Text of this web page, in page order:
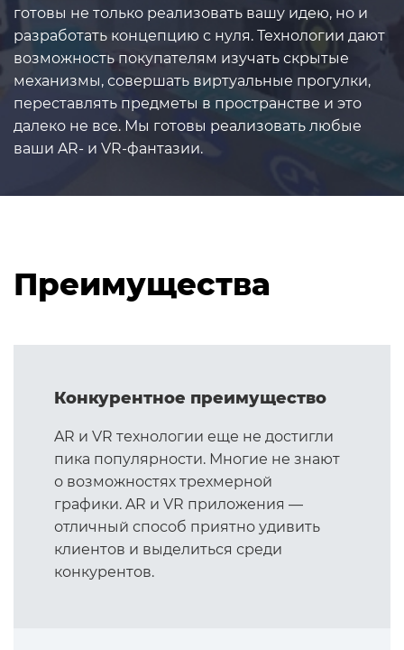
готовы не только реализовать вашу идею, но и
разработать концепцию с нуля. Технологии дают
возможность покупателям изучать скрытые
механизмы, совершать виртуальные прогулки,
переставлять предметы в пространстве и это
далеко не все. Мы готовы реализовать любые
ваши AR- и VR-фантазии.
Преимущества
Конкурентное преимущество
AR и VR технологии еще не достигли
пика популярности. Многие не знают
о возможностях трехмерной
графики. AR и VR приложения —
отличный способ приятно удивить
клиентов и выделиться среди
конкурентов.